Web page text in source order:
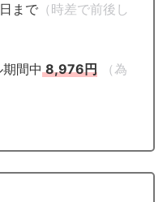
まで （時差で前後し
間中8,976円
（為